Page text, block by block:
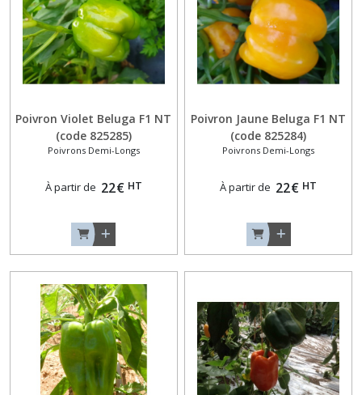
Poivron Violet Beluga F1 NT
(code 825285)
Poivrons Demi-Longs
À partir de 22€ HT
Poivron Jaune Beluga F1 NT
(code 825284)
Poivrons Demi-Longs
À partir de 22€ HT
Blanches
(3)
Aubergines
Noir-
(9)
Originales
(2)
Aubergines
Zébrées
ou
Violettes
(3)
Concombres
Epineux
(4)